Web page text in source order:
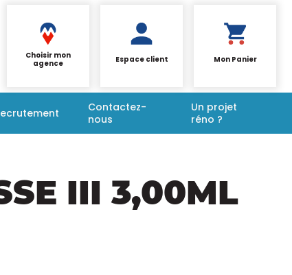
Choisir mon
agence
Espace client Mon Panier
Contactez-
nous
Un projet
réno ?
III 3,00ML